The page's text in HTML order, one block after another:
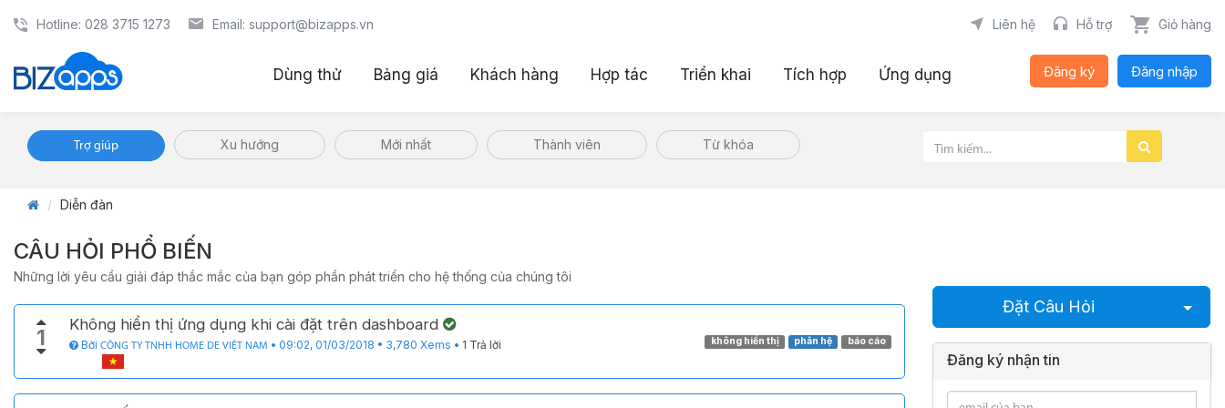
Hotline: 028 3715 1273 Email: support@bizapps.vn Liên hệ Hỗ trợ Giỏ hàng
Dùng thử Bảng giá Khách hàng Hợp tác Triển khai Tích hợp Ứng dụng Đăng ký Đăng nhập
Trợ giúp Xu hướng Mới nhất Thành viên Từ khóa
Diễn đàn
CÂU HỎI PHỔ BIẾN
Những lời yêu cầu giải đáp thắc mắc của bạn góp phần phát triển cho hệ thống của chúng tôi
1
Không hiển thị ứng dụng khi cài đặt trên dashboard
báo cáo
phân hệ
không hiển thị
Bởi CÔNG TY TNHH HOME DE VIỆT NAM • 09:02, 01/03/2018 • 3,780 Xems • 1 Trả lời
Đặt Câu Hỏi
Đăng ký nhận tin